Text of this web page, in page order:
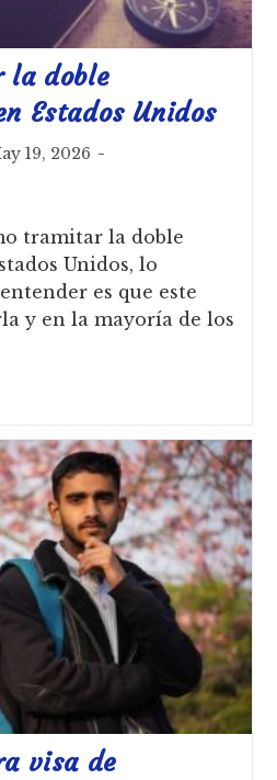
la doble
Estados Unidos
19, 2026
tramitar la doble
Unidos, lo
es que este
y en la mayoría de los
visa de